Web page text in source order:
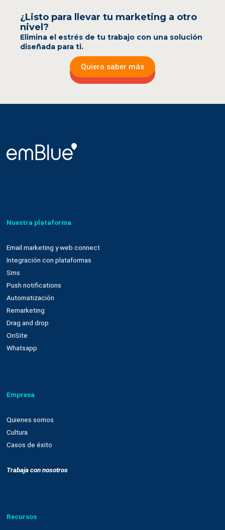
¿Listo para llevar tu marketing a otro
nivel?
Elimina el estrés de tu trabajo con una solución
diseñada para ti.
Quiero saber más
Email marketing y web connect
Integración con plataformas